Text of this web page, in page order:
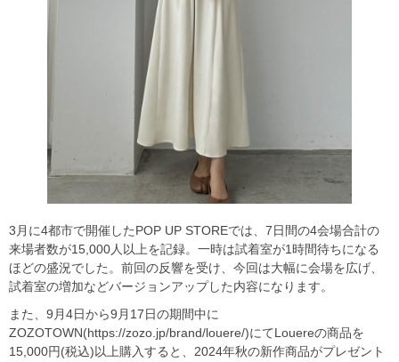
3月に4都市で開催したPOP UP STOREでは、7日間の4会場合計の
来場者数が15,000人以上を記録。一時は試着室が1時間待ちになる
ほどの盛況でした。前回の反響を受け、今回は大幅に会場を広げ、
試着室の増加などバージョンアップした内容になります。
また、9⽉4⽇から9⽉17⽇の期間中に
ZOZOTOWN(https://zozo.jp/brand/louere/)にてLouereの商品を
15,000円(税込)以上購入すると、2024年秋の新作商品がプレゼント